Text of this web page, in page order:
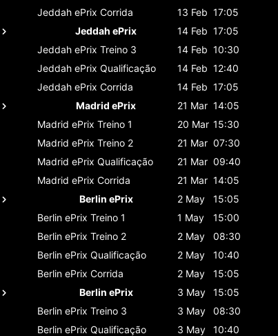
Jeddah ePrix Corrida 13 Feb 17:05
Jeddah ePrix
14 Feb 17:05
Jeddah ePrix Treino 3 14 Feb 10:30
Jeddah ePrix Qualificação 14 Feb 12:40
Jeddah ePrix Corrida 14 Feb 17:05
Madrid ePrix
21 Mar 14:05
Madrid ePrix Treino 1 20 Mar 15:30
Madrid ePrix Treino 2 21 Mar 07:30
Madrid ePrix Qualificação 21 Mar 09:40
Madrid ePrix Corrida 21 Mar 14:05
Berlin ePrix
2 May
15:05
Berlin ePrix Treino 1 1 May
15:00
Berlin ePrix Treino 2 2 May
08:30
Berlin ePrix Qualificação 2 May
10:40
Berlin ePrix Corrida 2 May
15:05
Berlin ePrix
3 May
15:05
Berlin ePrix Treino 3 3 May
08:30
Berlin ePrix Qualificação 3 May
10:40